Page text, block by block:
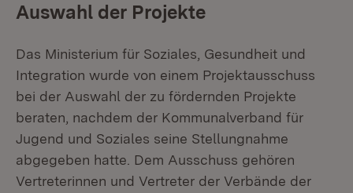
Auswahl der Projekte
Das Ministerium für Soziales, Gesundheit und
Integration wurde von einem Projektausschuss
bei der Auswahl der zu fördernden Projekte
beraten, nachdem der Kommunalverband für
Jugend und Soziales seine Stellungnahme
abgegeben hatte. Dem Ausschuss gehören
Vertreterinnen und Vertreter der Verbände der